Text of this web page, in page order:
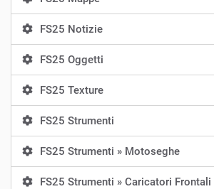
FS25 Notizie
FS25 Oggetti
FS25 Texture
FS25 Strumenti
FS25 Strumenti » Motoseghe
FS25 Strumenti » Caricatori Frontali